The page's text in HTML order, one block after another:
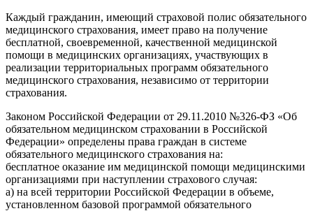
Каждый гражданин, имеющий страховой полис обязательного
медицинского страхования, имеет право на получение
бесплатной, своевременной, качественной медицинской
помощи в медицинских организациях, участвующих в
реализации территориальных программ обязательного
медицинского страхования, независимо от территории
страхования.
Законом Российской Федерации от 29.11.2010 №326-ФЗ «Об
обязательном медицинском страховании в Российской
Федерации» определены права граждан в системе
обязательного медицинского страхования на:
бесплатное оказание им медицинской помощи медицинскими
организациями при наступлении страхового случая:
а) на всей территории Российской Федерации в объеме,
установленном базовой программой обязательного